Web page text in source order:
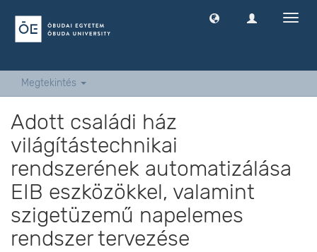
Megtekintés
Adott családi ház
világítástechnikai
rendszerének automatizálása
EIB eszközökkel, valamint
szigetüzemű napelemes
rendszer tervezése